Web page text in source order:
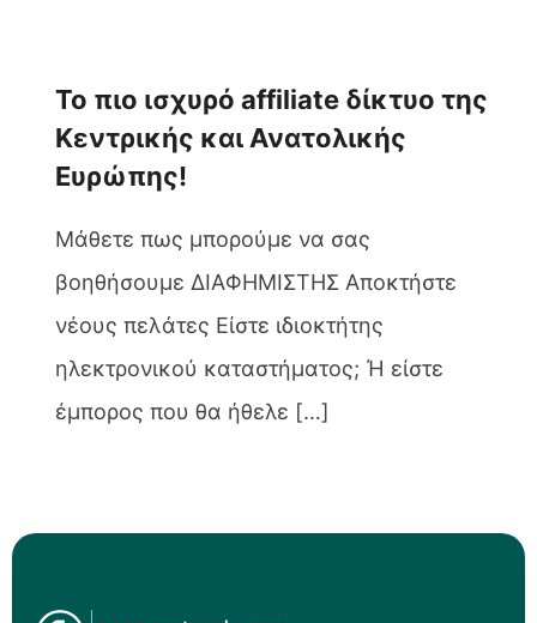
Το πιο ισχυρό affiliate δίκτυο της
Κεντρικής και Ανατολικής
Ευρώπης!
Μάθετε πως μπορούμε να σας
βοηθήσουμε ΔΙΑΦΗΜΙΣΤΗΣ Αποκτήστε
νέους πελάτες Είστε ιδιοκτήτης
ηλεκτρονικού καταστήματος; Ή είστε
έμπορος που θα ήθελε […]